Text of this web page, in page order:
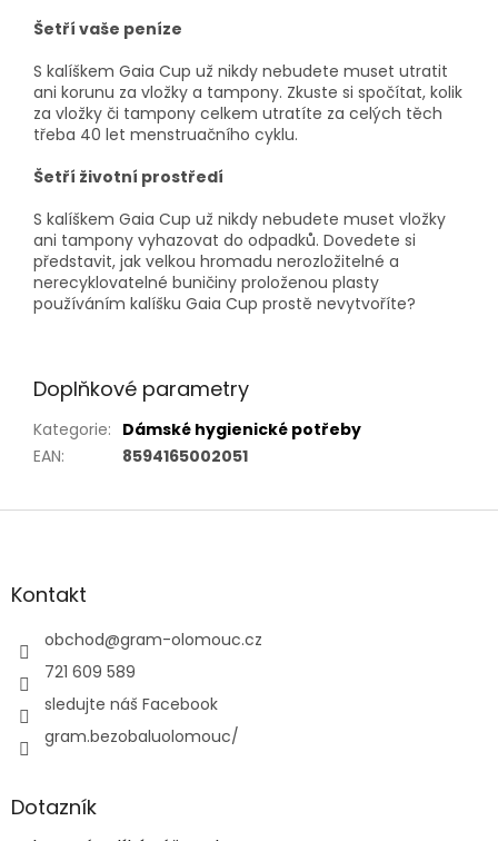
Šetří vaše peníze
S kalíškem Gaia Cup už nikdy nebudete muset utratit
ani korunu za vložky a tampony. Zkuste si spočítat, kolik
za vložky či tampony celkem utratíte za celých těch
třeba 40 let menstruačního cyklu.
Šetří životní prostředí
S kalíškem Gaia Cup už nikdy nebudete muset vložky
ani tampony vyhazovat do odpadků. Dovedete si
představit, jak velkou hromadu nerozložitelné a
nerecyklovatelné buničiny proloženou plasty
používáním kalíšku Gaia Cup prostě nevytvoříte?
Doplňkové parametry
Kategorie: Dámské hygienické potřeby
EAN: 8594165002051
Z
aKontakt
obchod@gram-olomouc.cz
721 609 589
sledujte náš Facebook
gram.bezobaluolomouc/
Dotazník